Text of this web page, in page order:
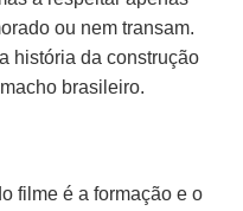
ou nem transam.
história da construção
brasileiro.
filme é a formação e o